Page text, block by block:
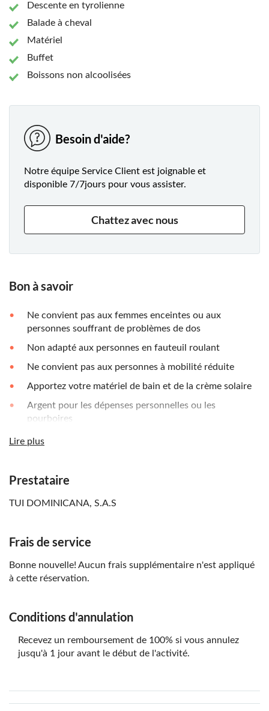
Descente en tyrolienne
Balade à cheval
Matériel
Buffet
Boissons non alcoolisées
Besoin d'aide?
Notre équipe Service Client est joignable et
disponible 7/7jours pour vous assister.
Chattez avec nous
Bon à savoir
Ne convient pas aux femmes enceintes ou aux
personnes souffrant de problèmes de dos
Non adapté aux personnes en fauteuil roulant
Ne convient pas aux personnes à mobilité réduite
Apportez votre matériel de bain et de la crème solaire
Argent pour les dépenses personnelles ou les
pourboires
Apportez des chaussures appropriées
Lire plus
Prestataire
TUI DOMINICANA, S.A.S
Frais de service
Bonne nouvelle! Aucun frais supplémentaire n'est appliqué
à cette réservation.
Conditions d'annulation
Recevez un remboursement de 100% si vous annulez
jusqu'à 1 jour avant le début de l'activité.